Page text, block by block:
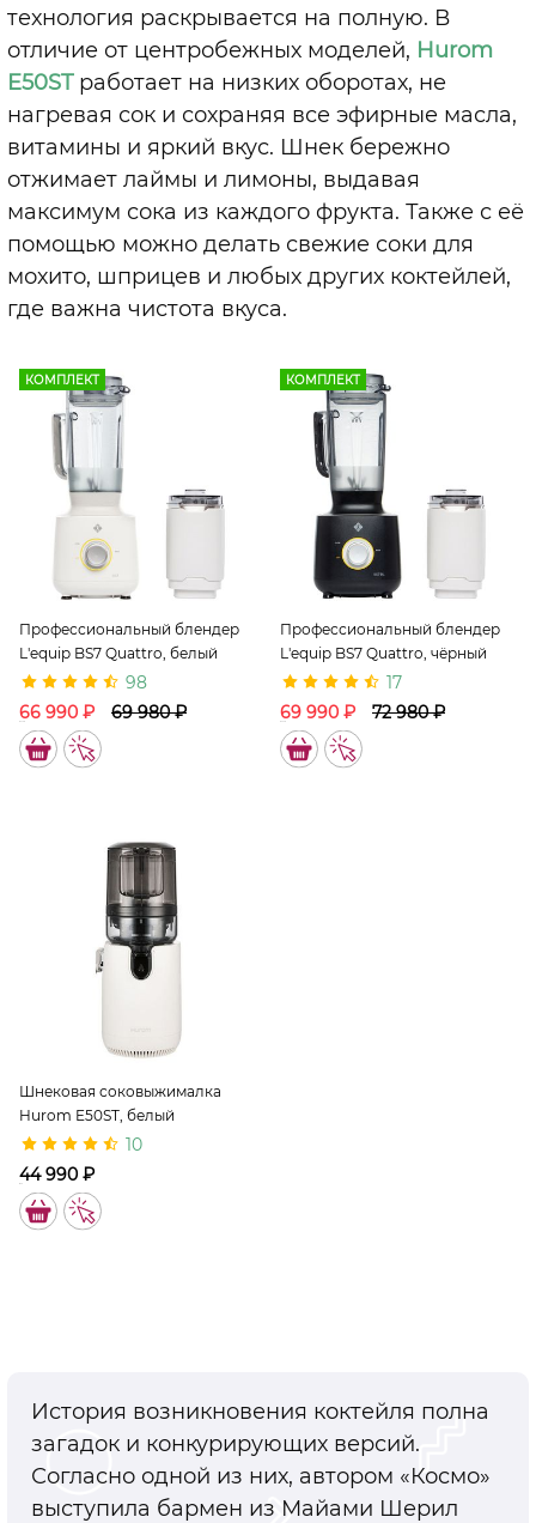
технология раскрывается на полную. В
отличие от центробежных моделей, Hurom
E50STработает на низких оборотах, не
нагревая сок и сохраняя все эфирные масла,
витамины и яркий вкус. Шнек бережно
отжимает лаймы и лимоны, выдавая
максимум сока из каждого фрукта. Также с её
помощью можно делать свежие соки для
мохито, шприцев и любых других коктейлей,
где важна чистота вкуса.
КОМПЛЕКТ
Профессиональный блендер
L'equip BS7 Quattro, белый
98
66 990 ₽ 69 980 ₽
КОМПЛЕКТ
Профессиональный блендер
L'equip BS7 Quattro, чёрный
17
69 990 ₽ 72 980 ₽
Шнековая соковыжималка
Hurom E50ST, белый
10
44 990 ₽
История возникновения коктейля полна
загадок и конкурирующих версий.
Согласно одной из них, автором «Космо»
выступила бармен из Майами Шерил